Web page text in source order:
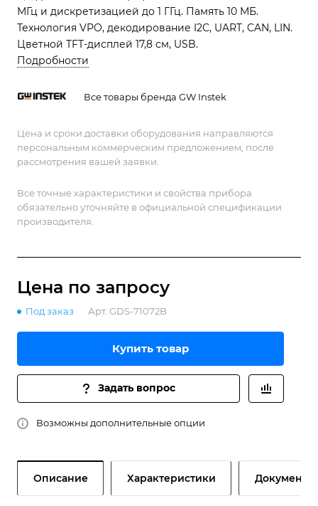
МГц и дискретизацией до 1 ГГц. Память 10 МБ.
Технология VPO, декодирование I2C, UART, CAN, LIN.
Цветной TFT-дисплей 17,8 см, USB.
Подробности
Все товары бренда GW Instek
Цена и сроки доставки оборудования направляются
персональным коммерческим предложением, после
рассмотрения вашей заявки.
Все точные характеристики и свойства прибора
обязательно уточняйте в официальной спецификации
производителя.
Цена по запросу
Под заказ Арт. GDS-71072B
Купить товар
Задать вопрос
Возможны дополнительные опции
Описание Характеристики Документы